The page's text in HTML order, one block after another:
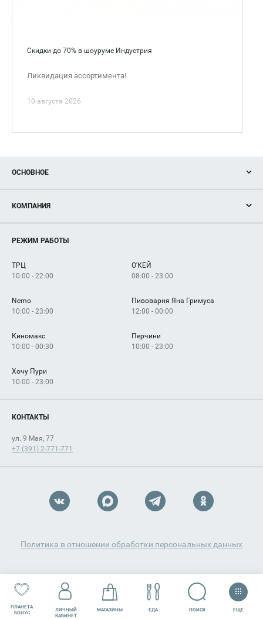
ПЛАНЕТА
БОНУС
ЛИЧНЫЙ
КАБИНЕТ
МАГАЗИНЫ ЕДА РАЗВЛЕЧЕНИЯ СЕРВИСЫ
ПОИСК ЕЩЕ
Скидки до 70% в шоуруме Индустрия
Ликвидация ассортимента!
10 августа 2026
ОСНОВНОЕ
Новости
Магазины
Услуги
КОМПАНИЯ
Рекламодателям
Как добраться
РЕЖИМ РАБОТЫ
ТРЦ
10:00 - 22:00
О'КЕЙ
08:00 - 23:00
Nemo
10:00 - 23:00
Пивоварня Яна Гримуса
12:00 - 00:00
Киномакс
10:00 - 00:30
Перчини
10:00 - 23:00
Хочу Пури
10:00 - 23:00
КОНТАКТЫ
ул. 9 Мая, 77
+7 (391) 2-771-771
Политика в отношении обработки персональных данных